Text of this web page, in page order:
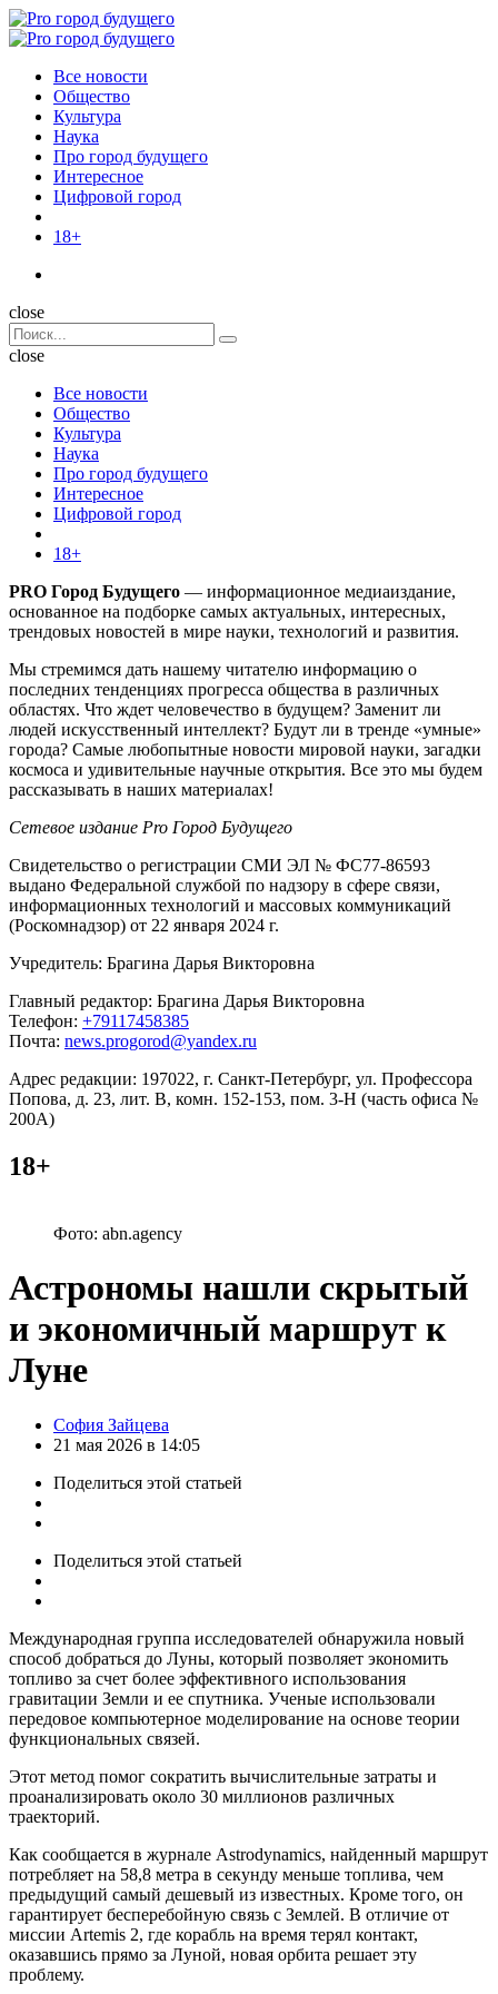
Menu
Поиск
Menu
Pro
Все новости
Общество
Культура
Наука
Про город будущего
Интересное
Цифровой город
18+
Поиск
close
Search
for:
Поиск
close
Все новости
Общество
Культура
Наука
Про город будущего
Интересное
Цифровой город
18+
PRO Город Будущего — информационное медиаиздание,
основанное на подборке самых актуальных, интересных,
трендовых новостей в мире науки, технологий и развития.
Мы стремимся дать нашему читателю информацию о
последних тенденциях прогресса общества в различных
областях. Что ждет человечество в будущем? Заменит ли
людей искусственный интеллект? Будут ли в тренде «умные»
города? Самые любопытные новости мировой науки, загадки
космоса и удивительные научные открытия. Все это мы будем
рассказывать в наших материалах!
Сетевое издание Pro Город Будущего
Свидетельство о регистрации СМИ ЭЛ № ФС77-86593
выдано Федеральной службой по надзору в сфере связи,
информационных технологий и массовых коммуникаций
(Роскомнадзор) от 22 января 2024 г.
Учредитель: Брагина Дарья Викторовна
Главный редактор: Брагина Дарья Викторовна
Телефон: +79117458385
Почта: news.progorod@yandex.ru
Адрес редакции: 197022, г. Санкт-Петербург, ул. Профессора
Попова, д. 23, лит. В, комн. 152-153, пом. 3-Н (часть офиса №
200А)
18+
Фото: abn.agency
Астрономы нашли скрытый
и экономичный маршрут к
Луне
Posted
by
София Зайцева
21 мая 2026 в 14:05
Поделиться этой статьей
Поделиться этой статьей
Международная группа исследователей обнаружила новый
способ добраться до Луны, который позволяет экономить
топливо за счет более эффективного использования
гравитации Земли и ее спутника. Ученые использовали
передовое компьютерное моделирование на основе теории
функциональных связей.
Этот метод помог сократить вычислительные затраты и
проанализировать около 30 миллионов различных
траекторий.
Как сообщается в журнале Astrodynamics, найденный маршрут
потребляет на 58,8 метра в секунду меньше топлива, чем
предыдущий самый дешевый из известных. Кроме того, он
гарантирует бесперебойную связь с Землей. В отличие от
миссии Artemis 2, где корабль на время терял контакт,
оказавшись прямо за Луной, новая орбита решает эту
проблему.